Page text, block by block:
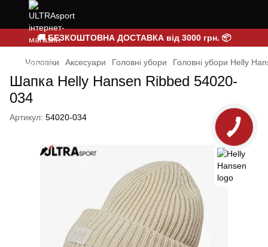
🚚 БЕЗКОШТОВНА ДОСТАВКА від 3000 грн. 📦
Чоловіки Аксесуари Головні убори Головні убори Helly
Шапка Helly Hansen Ribbed 54020-
034
Артикул: 54020-034